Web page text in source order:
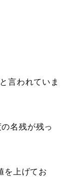
言われていま
名残が残っ
を上げてお